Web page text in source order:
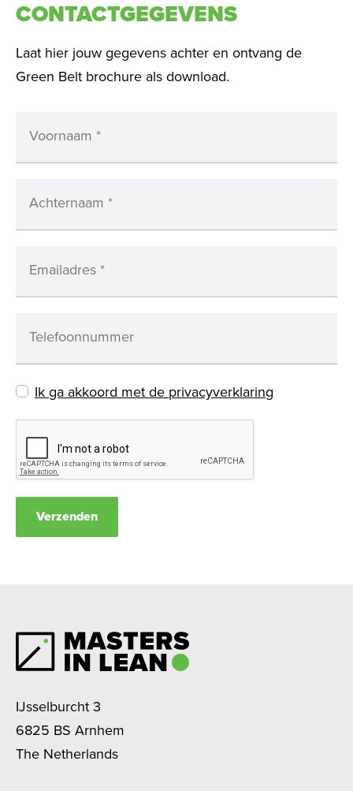
CONTACTGEGEVENS
Laat hier jouw gegevens achter en ontvang de
Green Belt brochure als download.
Voornaam *
Achternaam *
Emailadres *
Telefoonnummer
Ik ga akkoord met de privacyverklaring
Verzenden
IJsselburcht 3
6825 BS Arnhem
The Netherlands